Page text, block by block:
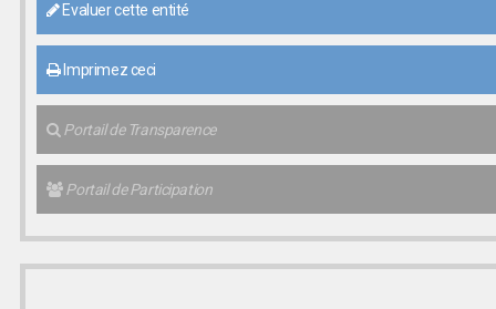
Evaluer cette entité
Imprimez ceci
Portail de Transparence
Portail de Participation